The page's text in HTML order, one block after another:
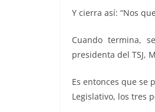
Y cierra así: “Nos
Cuando termina,
presidenta del TSJ,
Es entonces que se
Legislativo, los tres